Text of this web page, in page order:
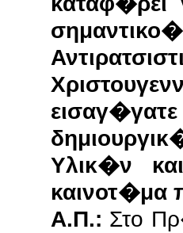
Υλικ�ν
καινοτ�μα
Α.Π.: Στο